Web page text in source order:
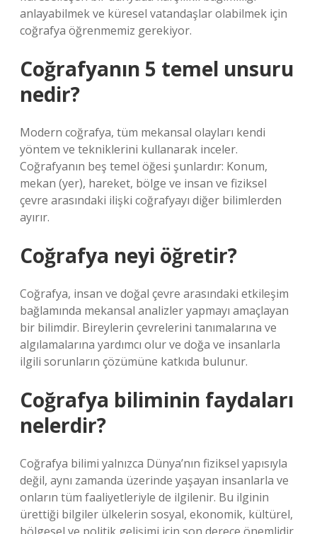
anlayabilmek ve küresel vatandaşlar olabilmek için
coğrafya öğrenmemiz gerekiyor.
Coğrafyanın 5 temel unsuru
nedir?
Modern coğrafya, tüm mekansal olayları kendi
yöntem ve tekniklerini kullanarak inceler.
Coğrafyanın beş temel öğesi şunlardır: Konum,
mekan (yer), hareket, bölge ve insan ve fiziksel
çevre arasındaki ilişki coğrafyayı diğer bilimlerden
ayırır.
Coğrafya neyi öğretir?
Coğrafya, insan ve doğal çevre arasındaki etkileşim
bağlamında mekansal analizler yapmayı amaçlayan
bir bilimdir. Bireylerin çevrelerini tanımalarına ve
algılamalarına yardımcı olur ve doğa ve insanlarla
ilgili sorunların çözümüne katkıda bulunur.
Coğrafya biliminin faydaları
nelerdir?
Coğrafya bilimi yalnızca Dünya’nın fiziksel yapısıyla
değil, aynı zamanda üzerinde yaşayan insanlarla ve
onların tüm faaliyetleriyle de ilgilenir. Bu ilginin
ürettiği bilgiler ülkelerin sosyal, ekonomik, kültürel,